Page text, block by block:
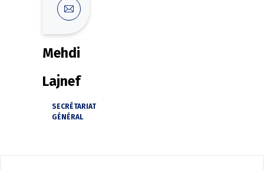
Mehdi
Lajnef
SECRÉTARIAT
GÉNÉRAL